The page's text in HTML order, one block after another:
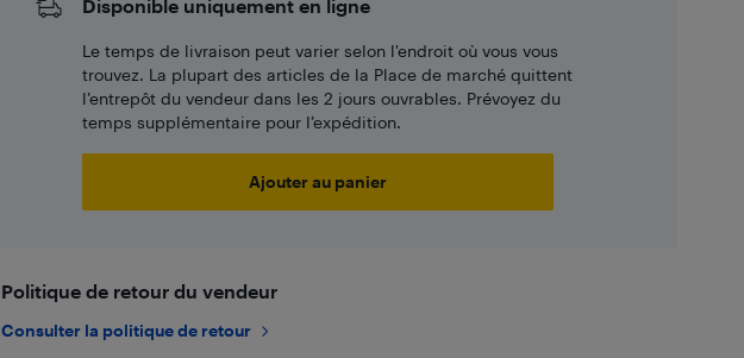
Disponible uniquement en ligne
Le temps de livraison peut varier selon l'endroit où vous vous
trouvez. La plupart des articles de la Place de marché quittent
l’entrepôt du vendeur dans les 2 jours ouvrables. Prévoyez du
temps supplémentaire pour l’expédition.
Ajouter au panier
Politique de retour du vendeur
Consulter la politique de retour